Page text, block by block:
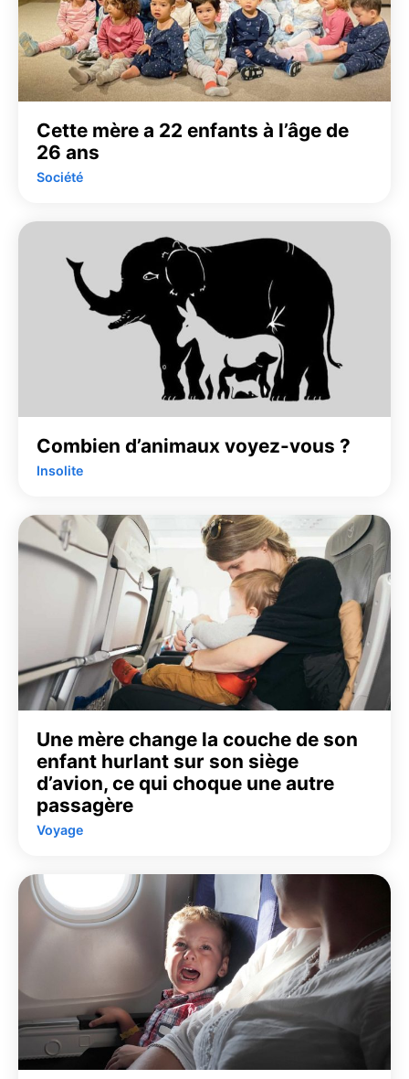
Cette mère a 22 enfants à l’âge de
26 ans
Société
Combien d’animaux voyez-vous ?
Insolite
Une mère change la couche de son
enfant hurlant sur son siège
d’avion, ce qui choque une autre
passagère
Voyage